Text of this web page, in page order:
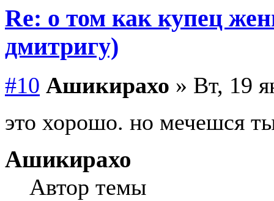
Re: о том как купец
дмитригу)
#10 Ашикирахо » Вт, 19
это хорошо. но мечешся
Ашикирахо
Автор темы